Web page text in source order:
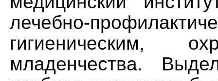
лечебно-
гигиеническим,
младенчества.